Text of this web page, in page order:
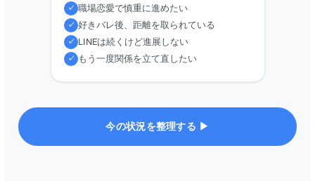
✓ 職場恋愛で慎重に進めたい
✓ 好きバレ後、距離を取られている
✓ LINEは続くけど進展しない
✓ もう一度関係を立て直したい
今の状況を整理する ▶︎